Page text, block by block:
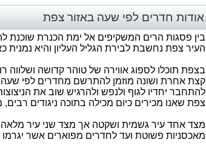
אודות חדרים לפי שעה באזור צפת
בין פסגות הרים המשקיפים אל ימת הכנרת שוכנת
העיר צפת נחשבת לבירת הגליל העליון והיא
בצפת תוכלו לספוג אווירה של טוהר קדושה ושלווה
קצת אחרת ושונה מוזמן להתרשם מחדרים לפי שעה
להתחבר יחדיו לגוף ולנפש ולהרגיש שוב את
צפת שאנו מכירים כיום מכילה בתוכה ניגודים
מצד אחד עיר גשמית ושקטה אך מצד שני עיר מלאה
מאכסניות פשוטת ועד לחדרים מפוארים אשר